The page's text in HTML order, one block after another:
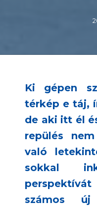
Ki gépen
térkép e táj,
de aki itt él
repülés
való
sokkal
számos